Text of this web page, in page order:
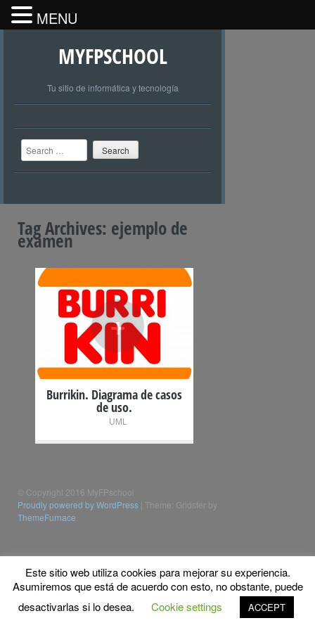
MYFPSCHOOL
Tu sitio de informática y tecnología
Search
Tag Archives: ejemplo de
examen
+
Burrikin. Diagrama de casos
de uso.
UML
© Copyright 2016 MyFPschool
Proudly powered by WordPress Theme: Gridster by
ThemeFurnace
Este sitio web utiliza cookies para mejorar su experiencia.
Asumiremos que está de acuerdo con esto, no obstante, puede
desactivarlas si lo desea.
Cookie settings ACCEPT
MENU